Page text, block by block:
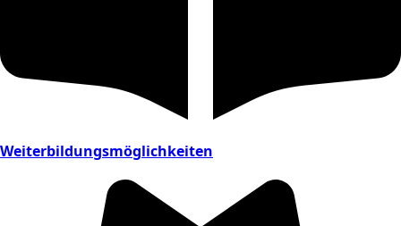
Weiterbildungsmöglichkeiten